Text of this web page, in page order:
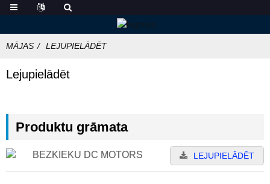
MĀJAS LEJUPIELĀDĒT
Lejupielādēt
Produktu grāmata
BEZKIEKU DC MOTORS LEJUPIELĀDĒT